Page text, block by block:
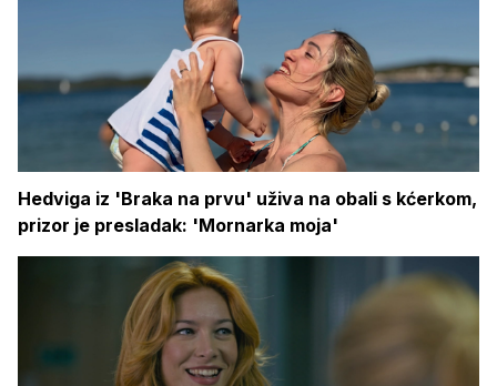
Hedviga iz 'Braka na prvu' uživa na obali s kćerkom,
prizor je presladak: 'Mornarka moja'